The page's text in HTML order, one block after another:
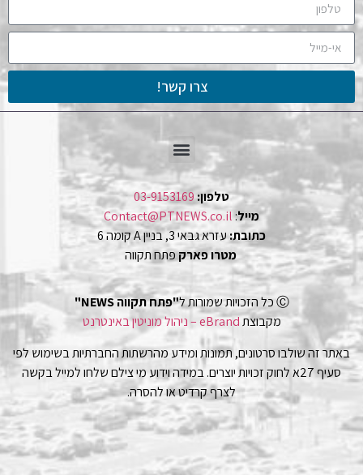
צרו קשר!
טלפון:03-9153169
מייל:
Contact@PTNEWS.co.il
כתובת:עזרא גבאי 3, בניין A קומה 6
מטרו פארקפתח תקווה
Ⓒ כל הזכויות שמורות ל
"פתח תקווה NEWS"
מקבוצתeBrand – ניהול מוניטין באינטרנט
באתר זה שולבו סרטונים, תמונות ומידע מהרשתות החברתיות בשימוש לפי
סעיף 27א לחוק זכויות יוצרים. במידה וידוע מי צילם שלחו למייל בקשה
לצרף קרדיט או להסרה.